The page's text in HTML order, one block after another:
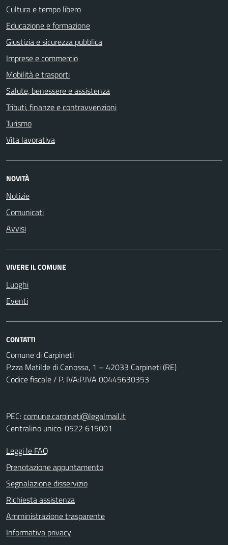
Cultura e tempo libero
Educazione e formazione
Giustizia e sicurezza pubblica
Imprese e commercio
Mobilità e trasporti
Salute, benessere e assistenza
Tributi, finanze e contravvenzioni
Turismo
Vita lavorativa
NOVITÀ
Notizie
Comunicati
Avvisi
VIVERE IL COMUNE
Luoghi
Eventi
CONTATTI
Comune di Carpineti
P.zza Matilde di Canossa, 1 – 42033 Carpineti (RE)
Codice fiscale / P. IVA:P.IVA 00445630353
PEC:comune.carpineti@legalmail.it
Centralino unico: 0522 615001
Leggi le FAQ
Prenotazione appuntamento
Segnalazione disservizio
Richiesta assistenza
Amministrazione trasparente
Informativa privacy